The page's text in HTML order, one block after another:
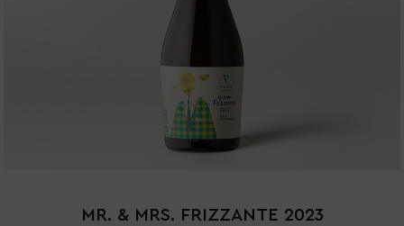
MR. & MRS. FRIZZANTE 2023